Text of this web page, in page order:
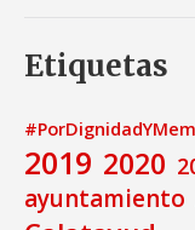
Etiquetas
2019 2020
ayuntamiento